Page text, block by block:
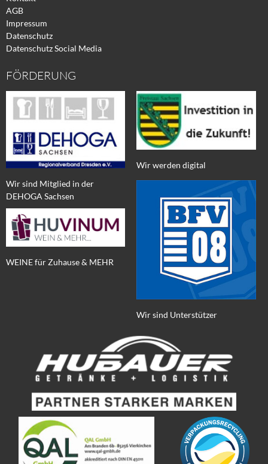
AGB
Impressum
Datenschutz
Datenschutz Social Media
FÖRDERUNG
Wir sind Mitglied in der
DEHOGA Sachsen
WEINE für Zuhause & MEHR
Wir werden digital
Wir sind Unterstützer